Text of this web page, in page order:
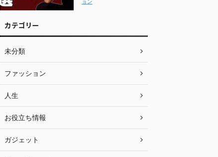
ョン
カテゴリー
未分類
ファッション
人生
お役立ち情報
ガジェット